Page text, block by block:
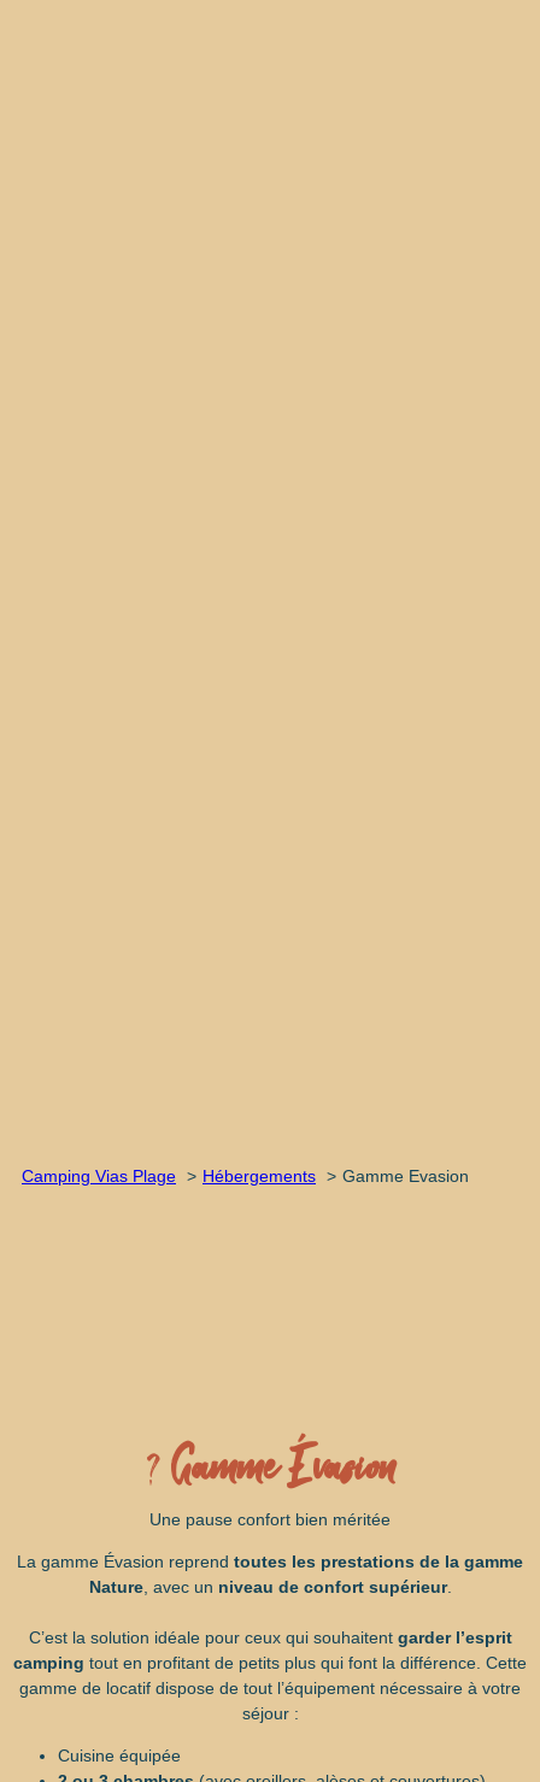
Camping Vias Plage Hébergements Gamme Evasion
?Gamme Évasion
Une pause confort bien méritée
La gamme Évasion reprend toutes les prestations de la gamme
Nature, avec un niveau de confort supérieur.
C’est la solution idéale pour ceux qui souhaitent garder l’esprit
camping tout en profitant de petits plus qui font la différence. Cette
gamme de locatif dispose de tout l’équipement nécessaire à votre
séjour :
Cuisine équipée